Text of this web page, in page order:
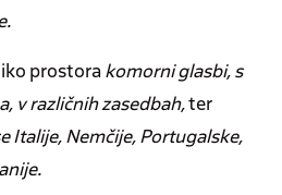
prostorakomorni glasbi, s
v različnih zasedbah,ter
Italije, Nemčije, Portugalske,